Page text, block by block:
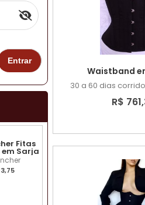
Fitas
Sarja
Waistband
30 a 60 dias
R$